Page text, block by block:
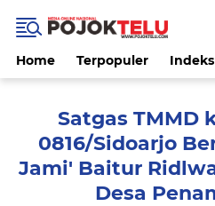
Home Terpopuler Indeks
Satgas TMMD
0816/Sidoarjo
Jami' Baitur
Desa